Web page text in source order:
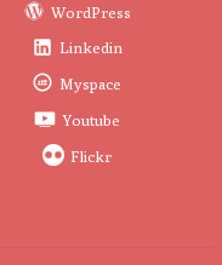
WordPress
Linkedin
Myspace
Youtube
Flickr